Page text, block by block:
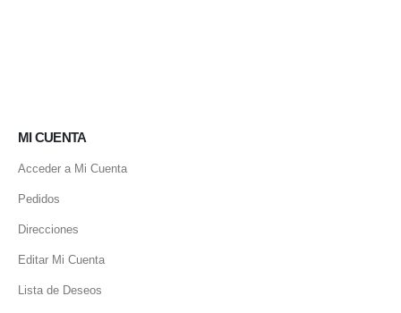
MI CUENTA
Acceder a Mi Cuenta
Pedidos
Direcciones
Editar Mi Cuenta
Lista de Deseos